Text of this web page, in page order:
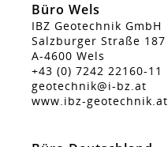
Büro Wels
IBZ Geotechnik GmbH
Salzburger Straße 187
A-4600 Wels
+43 (0) 7242 22160-11
geotechnik@i-bz.at
www.ibz-geotechnik.at